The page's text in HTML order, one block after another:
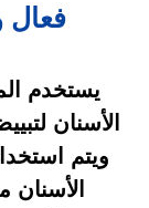
فعال
يستخدم
الأسنان
ويتم
الأسنان